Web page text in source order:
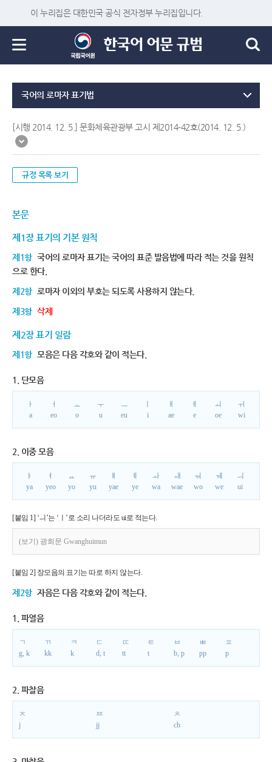
이 누리집은 대한민국 공식 전자정부 누리집입니다.
국어의 로마자 표기법
[시행 2014. 12. 5.] 문화체육관광부 고시 제2014-42호(2014. 12. 5.)
규정 목록 보기
본문
제1장 표기의 기본 원칙
제1항 국어의 로마자 표기는 국어의 표준 발음법에 따라 적는 것을 원칙
으로 한다.
제2항 로마자 이외의 부호는 되도록 사용하지 않는다.
제3항 삭제
제2장 표기 일람
제1항 모음은 다음 각호와 같이 적는다.
1. 단모음
ㅏ
a
ㅓ
eo
ㅗ
o
ㅜ
u
ㅡ
eu
i
ㅐ
ae
ㅔ
e
ㅚ
oe
ㅟ
wi
2. 이중 모음
ㅑ
ya
ㅕ
yeo
ㅛ
yo
ㅠ
yu
ㅒ
yae
ㅖ
ye
ㅘ
wa
ㅙ
wae
ㅝ
wo
ㅞ
we
ㅢ
ui
[붙임 1] ‘ㅢ’는 ‘ㅣ’로 소리 나더라도 ui로 적는다.
(보기) 광희문 Gwanghuimun
[붙임 2] 장모음의 표기는 따로 하지 않는다.
제2항 자음은 다음 각호와 같이 적는다.
1. 파열음
ㄱ
g, k
ㄲ
kk
ㅋ
k
ㄷ
d, t
ㄸ
tt
ㅌ
t
ㅂ
b, p
ㅃ
pp
ㅍ
p
2. 파찰음
ㅈ
j
ㅉ
jj
ㅊ
ch